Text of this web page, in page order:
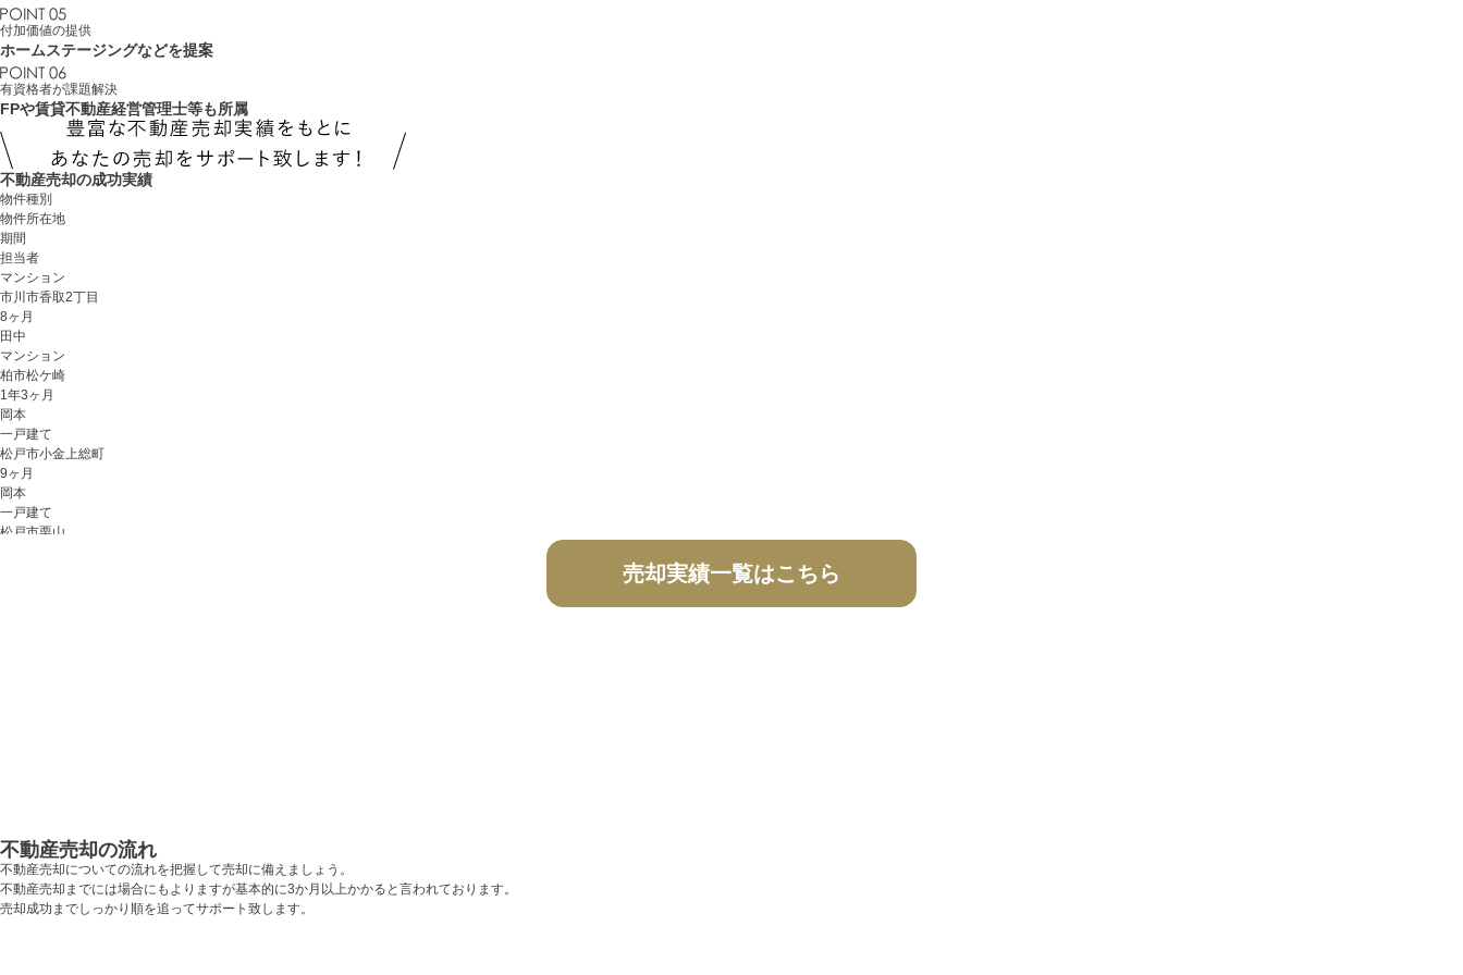
付加価値の提供
ホームステージングなどを提案
有資格者が課題解決
FPや賃貸不動産経営管理士等も所属
不動産売却の成功実績
物件種別
物件所在地
期間
担当者
売却実績一覧はこちら
不動産売却の流れ
不動産売却についての流れを把握して売却に備えましょう。
不動産売却までには場合にもよりますが基本的に3か月以上かかると言われております。
売却成功までしっかり順を追ってサポート致します。